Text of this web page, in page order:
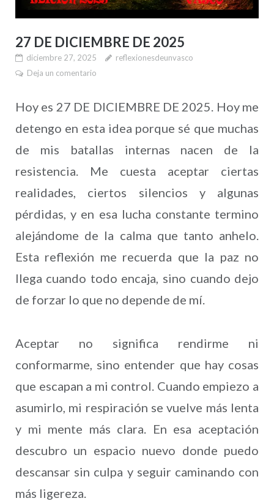
27 DE DICIEMBRE DE 2025
diciembre 27, 2025
reflexionesdeunvasco
Deja un comentario
Hoy es 27 DE DICIEMBRE DE 2025. Hoy me
detengo en esta idea porque sé que muchas
de mis batallas internas nacen de la
resistencia. Me cuesta aceptar ciertas
realidades, ciertos silencios y algunas
pérdidas, y en esa lucha constante termino
alejándome de la calma que tanto anhelo.
Esta reflexión me recuerda que la paz no
llega cuando todo encaja, sino cuando dejo
de forzar lo que no depende de mí.
Aceptar no significa rendirme ni
conformarme, sino entender que hay cosas
que escapan a mi control. Cuando empiezo a
asumirlo, mi respiración se vuelve más lenta
y mi mente más clara. En esa aceptación
descubro un espacio nuevo donde puedo
descansar sin culpa y seguir caminando con
más ligereza.